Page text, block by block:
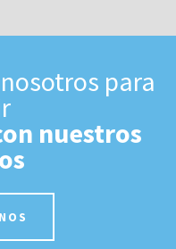
para
nuestros